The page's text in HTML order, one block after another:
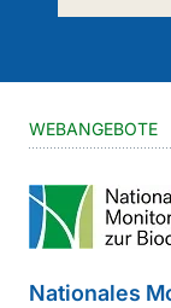
WEBANGEBOTE
Nationales